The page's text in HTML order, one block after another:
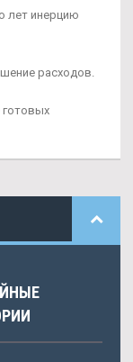
лет инерцию
расходов.
готовых